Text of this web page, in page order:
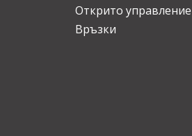
Открито управление
Връзки